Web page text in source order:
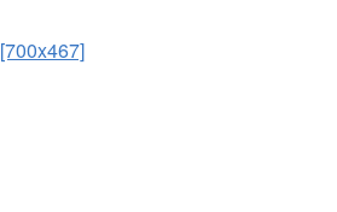
[700x467]